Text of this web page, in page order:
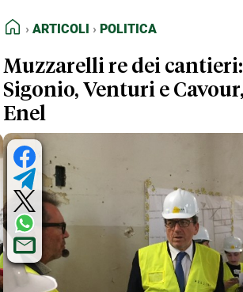
FEED RSS
NORMATIVE DEONTOLOGICHE
TERMINI e CONDIZIONI
HOME
ARTICOLI POLITICA
Muzzarelli re dei
Sigonio, Venturi e
Enel